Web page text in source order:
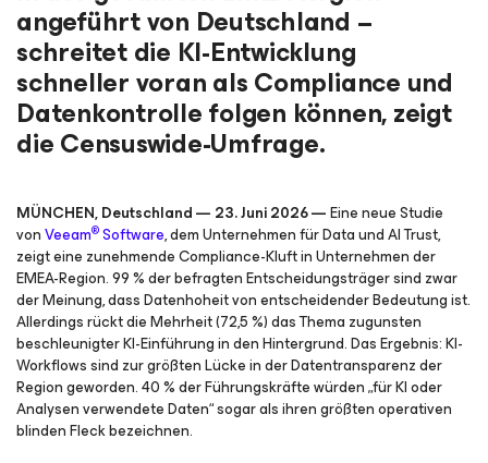
angeführt von Deutschland –
schreitet die KI-Entwicklung
schneller voran als Compliance und
Datenkontrolle folgen können, zeigt
die Censuswide-Umfrage.
MÜNCHEN, Deutschland — 23. Juni 2026 —Eine neue Studie
vonVeeam®Software, dem Unternehmen für Data und AI Trust,
zeigt eine zunehmende Compliance-Kluft in Unternehmen der
EMEA-Region. 99 % der befragten Entscheidungsträger sind zwar
der Meinung, dass Datenhoheit von entscheidender Bedeutung ist.
Allerdings rückt die Mehrheit (72,5 %) das Thema zugunsten
beschleunigter KI-Einführung in den Hintergrund. Das Ergebnis: KI-
Workflows sind zur größten Lücke in der Datentransparenz der
Region geworden. 40 % der Führungskräfte würden „für KI oder
Analysen verwendete Daten“ sogar als ihren größten operativen
blinden Fleck bezeichnen.